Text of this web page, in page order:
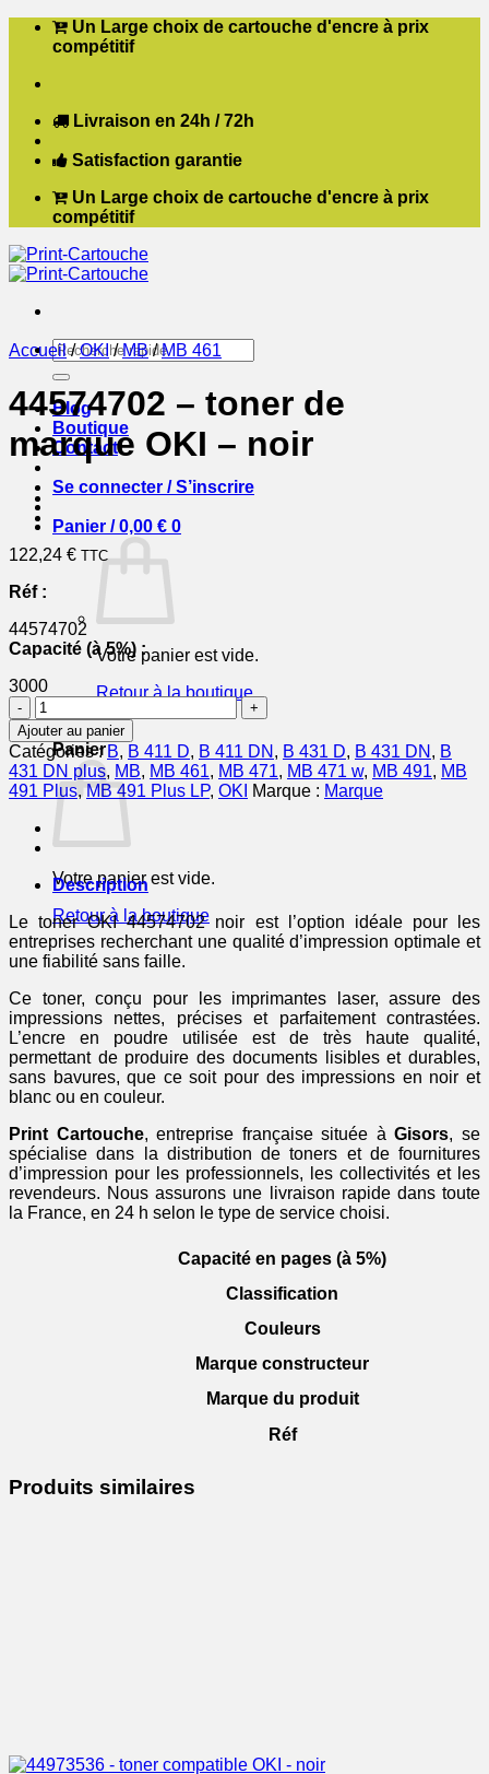
Passer Un Large choix de cartouche d'encre à prix
compétitif
Livraison en 24h / 72h
Satisfaction garantie
Un Large choix de cartouche d'encre à prix
compétitif
Recherche
pour :
Blog
Boutique
Contact
Se connecter / S’inscrire
Panier /0,00 € 0
Votre panier est vide.
Retour à la boutique
0
Panier
Votre panier est vide.
Retour à la boutique
Accueil / OKI / MB / MB 461
44574702 – toner de
marque OKI – noir
122,24 € TTC
Réf :
44574702
Capacité (à 5%) :
3000
quantité
de
44574702
-
toner
de
marque
OKI
noir
Ajouter au panier
Catégories :B, B 411 D, B 411 DN , B 431 D, B 431 DN , B
431 DN plus, MB, MB 461, MB 471, MB 471 w, MB 491, MB
491 Plus,MB 491 Plus LP, OKI Marque : Marque
Description
Le toner OKI 44574702 noir est l’option idéale pour les
entreprises recherchant une qualité d’impression optimale et
une fiabilité sans faille.
Ce toner, conçu pour les imprimantes laser, assure des
impressions nettes, précises et parfaitement contrastées.
L’encre en poudre utilisée est de très haute qualité,
permettant de produire des documents lisibles et durables,
sans bavures, que ce soit pour des impressions en noir et
blanc ou en couleur.
Print Cartouche, entreprise française située àGisors, se
spécialise dans la distribution de toners et de fournitures
d’impression pour les professionnels, les collectivités et les
revendeurs. Nous assurons une livraison rapide dans toute
la France, en 24 h selon le type de service choisi.
Capacité en pages (à 5%)
Classification
Couleurs
Marque constructeur
Marque du produit
Réf
Produits similaires